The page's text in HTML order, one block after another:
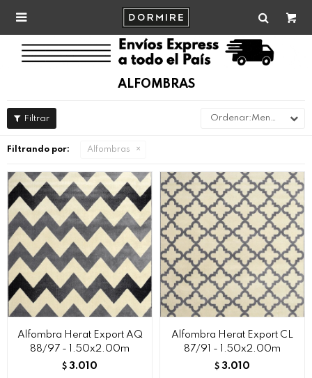

ALFOMBRAS
Menor precio
Filtrando por: Alfombras
Alfombra Herat Export AQ
88/97 - 1.50x2.00m
$ 3.010
Alfombra Herat Export CL
87/91 - 1.50x2.00m
$ 3.010